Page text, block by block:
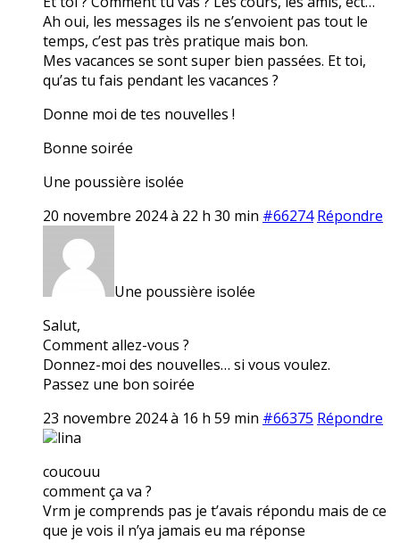
Ah oui, les messages ils ne s’envoient pas tout le
temps, c’est pas très pratique mais bon.
Mes vacances se sont super bien passées. Et toi,
qu’as tu fais pendant les vacances ?
Donne moi de tes nouvelles !
Bonne soirée
Une poussière isolée
20 novembre 2024 à 22 h 30 min #66274 Répondre
Une poussière isolée
Salut,
Comment allez-vous ?
Donnez-moi des nouvelles… si vous voulez.
Passez une bon soirée
23 novembre 2024 à 16 h 59 min #66375 Répondre
lina
coucouu
comment ça va ?
Vrm je comprends pas je t’avais répondu mais de ce
que je vois il n’ya jamais eu ma réponse